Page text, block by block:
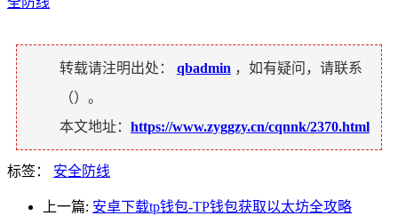
转载请注明出处： qbadmin ，如有疑问，请联系
（）。
本文地址： https://www.zyggzy.cn/cqnnk/2370.html
标签： 安全防线
上一篇: 安卓下载tp钱包-TP钱包获取以太坊全攻略